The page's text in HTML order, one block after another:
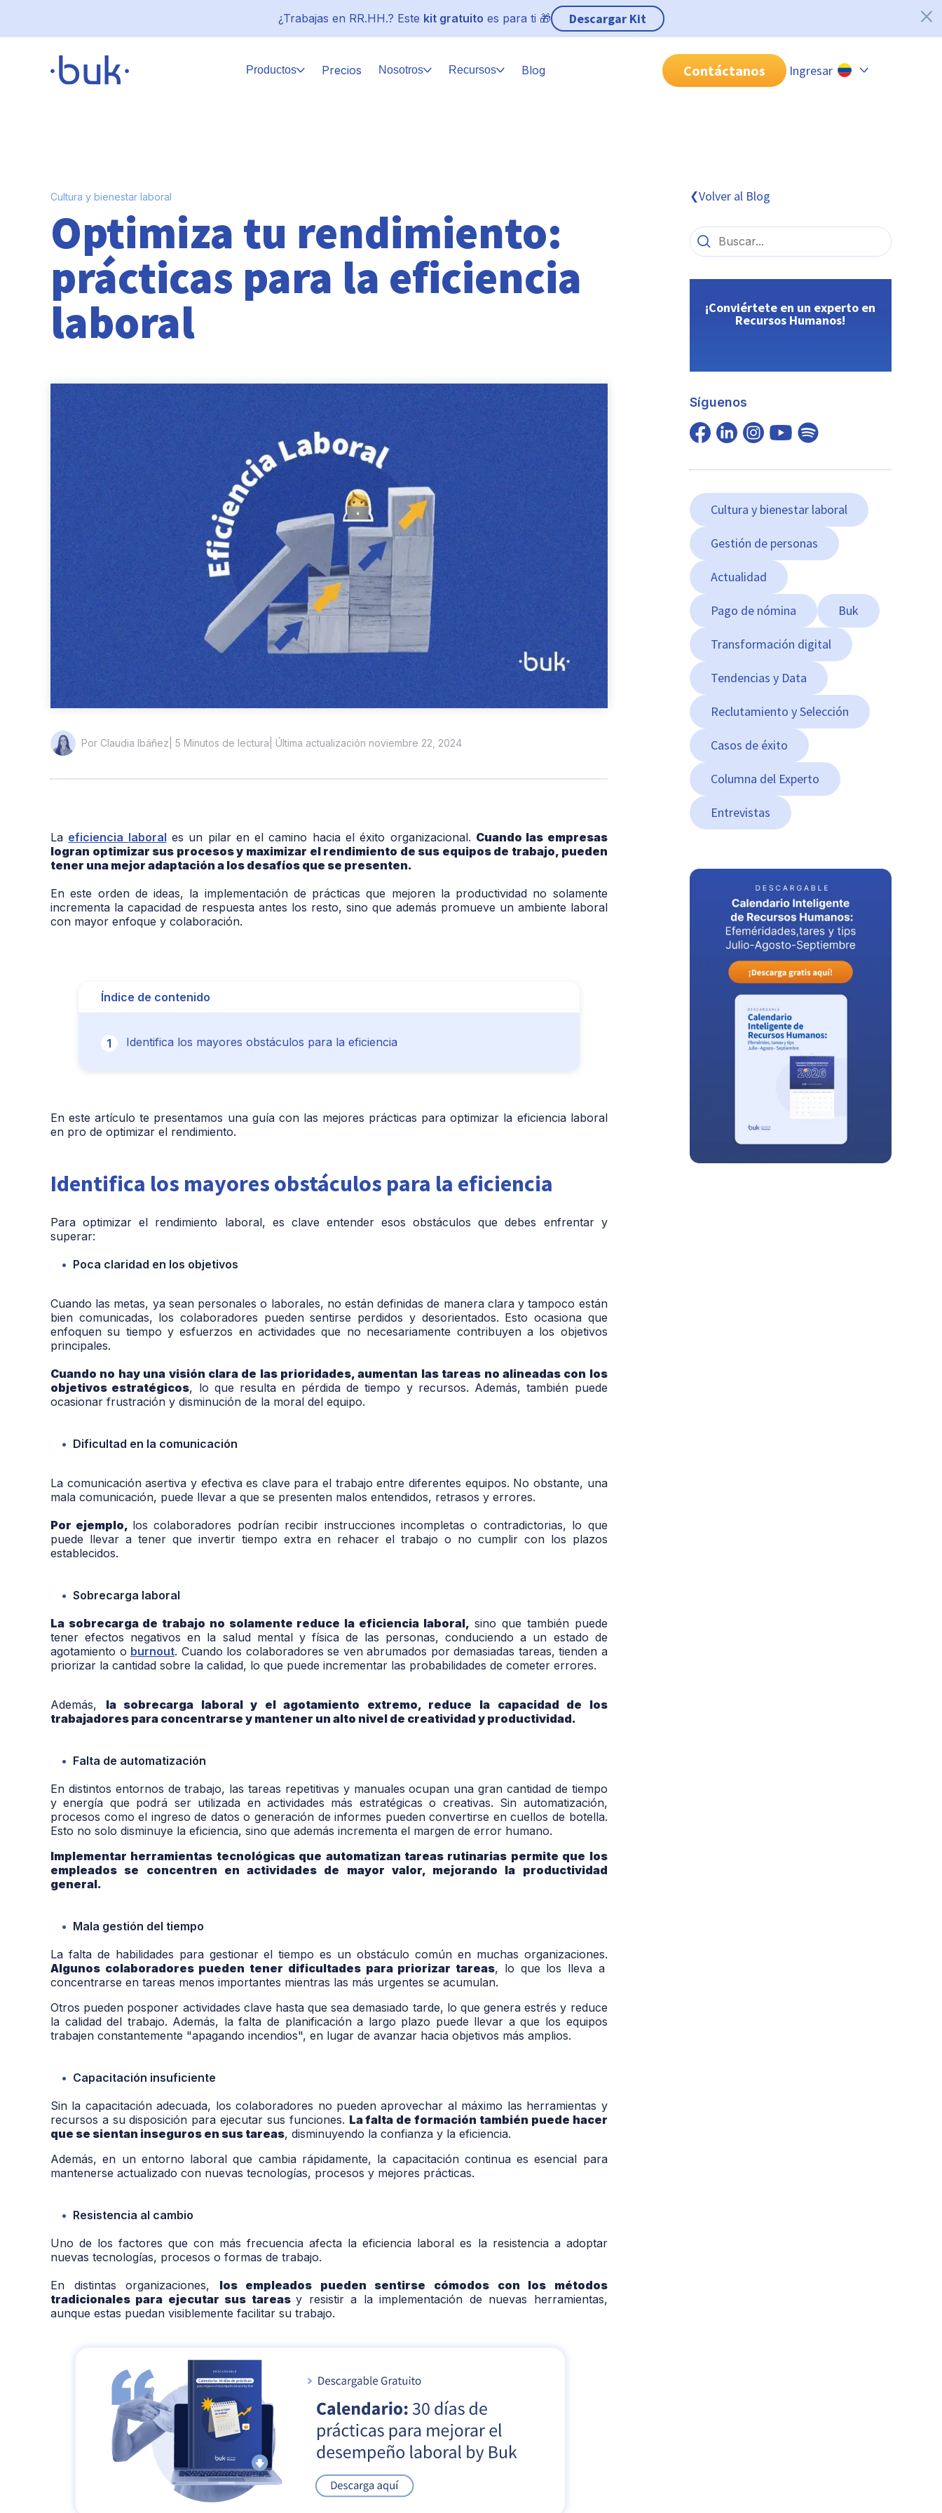
¿Trabajas en RR.HH.? Este kit gratuito es para ti 🎁 Descargar Kit
Productos Precios Nosotros Recursos Blog Contáctanos Ingresar
Cultura y bienestar laboral
Optimiza tu rendimiento:
prácticas para la eficiencia
laboral
Por Claudia Ibáñez | 5 Minutos de lectura | Última actualización noviembre 22, 2024
La eficiencia laboral es un pilar en el camino hacia el éxito organizacional. Cuando las empresas
logran optimizar sus procesos y maximizar el rendimiento de sus equipos de trabajo, pueden
tener una mejor adaptación a los desafíos que se presenten.
En este orden de ideas, la implementación de prácticas que mejoren la productividad no solamente
incrementa la capacidad de respuesta antes los resto, sino que además promueve un ambiente laboral
con mayor enfoque y colaboración.
Índice de contenido
Identifica los mayores obstáculos para la eficiencia
En este artículo te presentamos una guía con las mejores prácticas para optimizar la eficiencia laboral
en pro de optimizar el rendimiento.
Identifica los mayores obstáculos para la eficiencia
Para optimizar el rendimiento laboral, es clave entender esos obstáculos que debes enfrentar y
superar:
Poca claridad en los objetivos
Cuando las metas, ya sean personales o laborales, no están definidas de manera clara y tampoco están
bien comunicadas, los colaboradores pueden sentirse perdidos y desorientados. Esto ocasiona que
enfoquen su tiempo y esfuerzos en actividades que no necesariamente contribuyen a los objetivos
principales.
Cuando no hay una visión clara de las prioridades, aumentan las tareas no alineadas con los
objetivos estratégicos, lo que resulta en pérdida de tiempo y recursos. Además, también puede
ocasionar frustración y disminución de la moral del equipo.
Dificultad en la comunicación
La comunicación asertiva y efectiva es clave para el trabajo entre diferentes equipos. No obstante, una
mala comunicación, puede llevar a que se presenten malos entendidos, retrasos y errores.
Por ejemplo, los colaboradores podrían recibir instrucciones incompletas o contradictorias, lo que
puede llevar a tener que invertir tiempo extra en rehacer el trabajo o no cumplir con los plazos
establecidos.
Sobrecarga laboral
La sobrecarga de trabajo no solamente reduce la eficiencia laboral, sino que también puede
tener efectos negativos en la salud mental y física de las personas, conduciendo a un estado de
agotamiento o burnout. Cuando los colaboradores se ven abrumados por demasiadas tareas, tienden a
priorizar la cantidad sobre la calidad, lo que puede incrementar las probabilidades de cometer errores.
Además, la sobrecarga laboral y el agotamiento extremo, reduce la capacidad de los
trabajadores para concentrarse y mantener un alto nivel de creatividad y productividad.
Falta de automatización
En distintos entornos de trabajo, las tareas repetitivas y manuales ocupan una gran cantidad de tiempo
y energía que podrá ser utilizada en actividades más estratégicas o creativas. Sin automatización,
procesos como el ingreso de datos o generación de informes pueden convertirse en cuellos de botella.
Esto no solo disminuye la eficiencia, sino que además incrementa el margen de error humano.
Implementar herramientas tecnológicas que automatizan tareas rutinarias permite que los
empleados se concentren en actividades de mayor valor, mejorando la productividad
general.
Mala gestión del tiempo
La falta de habilidades para gestionar el tiempo es un obstáculo común en muchas organizaciones.
Algunos colaboradores pueden tener dificultades para priorizar tareas, lo que los lleva a
concentrarse en tareas menos importantes mientras las más urgentes se acumulan.
Otros pueden posponer actividades clave hasta que sea demasiado tarde, lo que genera estrés y reduce
la calidad del trabajo. Además, la falta de planificación a largo plazo puede llevar a que los equipos
trabajen constantemente "apagando incendios", en lugar de avanzar hacia objetivos más amplios.
Capacitación insuficiente
Sin la capacitación adecuada, los colaboradores no pueden aprovechar al máximo las herramientas y
recursos a su disposición para ejecutar sus funciones. La falta de formación también puede hacer
que se sientan inseguros en sus tareas, disminuyendo la confianza y la eficiencia.
Además, en un entorno laboral que cambia rápidamente, la capacitación continua es esencial para
mantenerse actualizado con nuevas tecnologías, procesos y mejores prácticas.
Resistencia al cambio
Uno de los factores que con más frecuencia afecta la eficiencia laboral es la resistencia a adoptar
nuevas tecnologías, procesos o formas de trabajo.
En distintas organizaciones, los empleados pueden sentirse cómodos con los métodos
tradicionales para ejecutar sus tareasy resistir a la implementación de nuevas herramientas,
aunque estas puedan visiblemente facilitar su trabajo.
❮Volver al Blog
¡Conviértete en un experto en
Recursos Humanos!
Síguenos
Cultura y bienestar laboral
Gestión de personas
Actualidad
Pago de nómina Buk
Transformación digital
Tendencias y Data
Reclutamiento y Selección
Casos de éxito
Columna del Experto
Entrevistas